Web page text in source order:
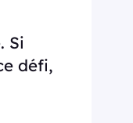
Si
défi,